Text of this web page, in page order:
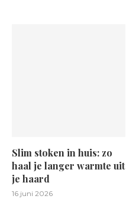
Slim stoken in huis: zo
haal je langer warmte uit
je haard
16 juni 2026